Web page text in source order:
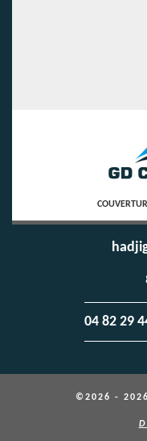
04 82 29
©2026 - 2026